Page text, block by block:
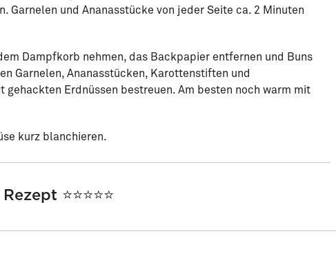
Garnelen und Ananasstücke von jeder Seite ca. 2 Minuten
Dampfkorb nehmen, das Backpapier entfernen und Buns
Garnelen, Ananasstücken, Karottenstiften und
Erdnüssen bestreuen. Am besten noch warm mit
kurz blanchieren.
⭐⭐⭐⭐⭐